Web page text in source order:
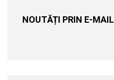
NOUTĂȚI PRIN E-MAIL